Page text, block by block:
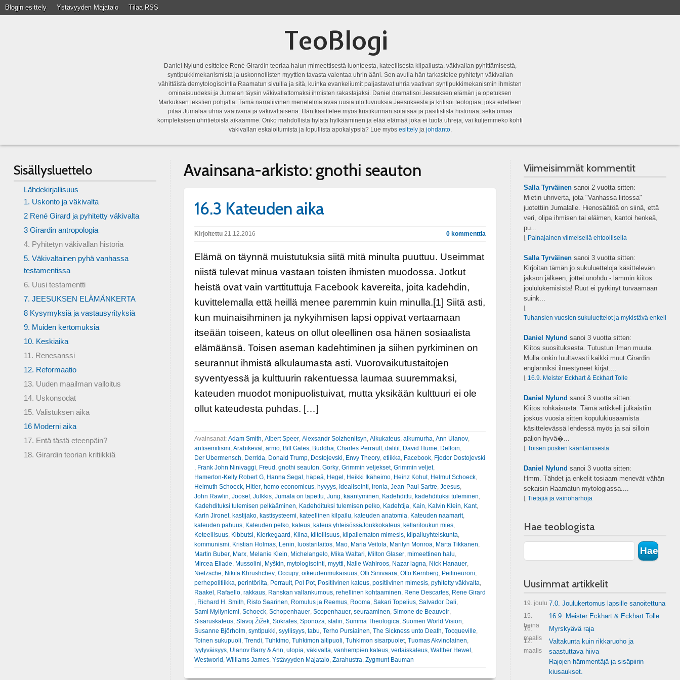
Blogin esittely Ystävyyden Majatalo Tilaa RSS
TeoBlogi
Daniel Nylund esittelee René Girardin teoriaa halun mimeettisestä luonteesta, kateellisesta kilpailusta, väkivallan pyhittämisestä,
syntipukkimekanismista ja uskonnollisten myyttien tavasta vaientaa uhrin ääni. Sen avulla hän tarkastelee pyhitetyn väkivallan
vähittäistä demytologisointia Raamatun sivuilla ja sitä, kuinka evankeliumit paljastavat uhria vaativan syntipukkimekanismin ihmisten
ominaisuudeksi ja Jumalan täysin väkivallattomaksi ihmisten rakastajaksi. Daniel dramatisoi Jeesuksen elämän ja opetuksen
Markuksen tekstien pohjalta. Tämä narratiivinen menetelmä avaa uusia ulottuvuuksia Jeesuksesta ja kritisoi teologiaa, joka edelleen
pitää Jumalaa uhria vaativana ja väkivaltaisena. Hän käsittelee myös kristikunnan sotaisaa ja pasifistista historiaa, sekä omaa
kompleksisen uhritietoista aikaamme. Onko mahdollista hylätä hylkääminen ja elää elämää joka ei tuota uhreja, vai kuljemmeko kohti
väkivallan eskaloitumista ja lopullista apokalypsiä? Lue myös esittelyja johdanto.
Avainsana-arkisto: gnothi seauton
16.3 Kateuden aika
Kirjoitettu21.12.2016 0 kommenttia
Elämä on täynnä muistutuksia siitä mitä minulta puuttuu. Useimmat
niistä tulevat minua vastaan toisten ihmisten muodossa. Jotkut
heistä ovat vain varttituttuja Facebook kavereita, joita kadehdin,
kuvittelemalla että heillä menee paremmin kuin minulla.[1] Siitä asti,
kun muinaisihminen ja nykyihmisen lapsi oppivat vertaamaan
itseään toiseen, kateus on ollut oleellinen osa hänen sosiaalista
elämäänsä. Toisen aseman kadehtiminen ja siihen pyrkiminen on
seurannut ihmistä alkulaumasta asti. Vuorovaikutustaitojen
syventyessä ja kulttuurin rakentuessa laumaa suuremmaksi,
kateuden muodot monipuolistuivat, mutta yksikään kulttuuri ei ole
ollut kateudesta puhdas. […]
Avainsanat: Adam Smith Albert Speer, Alexsandr Solzhenitsyn Alkukateus, alkumurha Ann Ulanov,
antisemitismi Arabikevät, armo, Bill Gates, Buddha Charles Perrault, dalitit, David Hume Delfoin
Der Ubermensch Derrida Donald Trump, Dostojevski Envy Theory, etiikka Facebook, Fjodor Dostojevski
Frank John Ninivaggi Freud gnothi seauton Gorky, Grimmin veljekset, Grimmin veljet,
Hamerton-Kelly Robert G, Hanna Segal häpeä Hegel Heikki Ikäheimo, Heinz Kohut, Helmut Schoeck,
Helmuth Schoeck, Hitler, homo economicus, hyvyys, Idealisointi ironia Jean-Paul Sartre Jeesus,
John Rawlin Joosef, Julkkis, Jumala on tapettu Jung kääntyminen Kadehdittu kadehdituksi tuleminen
Kadehdituksi tulemisen pelkääminen Kadehdituksi tulemisen pelko, Kadehtija Kain Kalvin Klein Kant,
Karin Jironet, kastijako, kastisysteemi kateellinen kilpailu kateuden anatomia Kateuden naamarit,
kateuden pahuus, Kateuden pelko, kateus, kateus yhteisössäJoukkokateus, kellariloukun mies,
Keteellisuus, Kibbutsi Kierkegaard Kiina kiitollisuus, kilpailematon mimesis, kilpailuyhteiskunta
kommunismi Kristian Holmas, Lenin luostarilaitos, Mao, Maria Veitola Marilyn Monroa Märta Tikkanen
Martin Buber, Marx, Melanie Klein Michelangelo, Mika Waltari Milton Glaser, mimeettinen halu
Mircea Eliade Mussolini Myškin mytologisointi myytti Nalle Wahlroos, Nazar lagna Nick Hanauer,
Nietzsche Nikita Khrushchev, Occupy, oikeudenmukaisuus, Olli Sinivaara Otto Kernberg Peilineuroni
perhepolitiikka perintöriita Perrault, Pol Pot, Positiivinen kateus, positiivinen mimesis, pyhitetty väkivalta
Raakel Rafaello, rakkaus, Ranskan vallankumous, rehellinen kohtaaminen Rene Descartes, Rene Girard
Richard H. Smith Risto Saarinen Romulus ja Reemus, Rooma Sakari Topelius, Salvador Dali
Sami Myllyniemi Schoeck, Schopenhauer, Scopenhauer, seuraaminen Simone de Beauvoir,
Sisaruskateus, Slavoj Žižek, Sokrates, Sponoza stalin Summa Theologica Suomen World Vision
Susanne Björholm, syntipukki syyllisyys, tabu Terho Pursiainen The Sickness unto Death Tocqueville
Toinen sukupuoli Trendi Tuhkimo, Tuhkimon äitipuoli Tuhkimon sisarpuolet, Tuomas Akvinolainen
tyytyväisyys, Ulanov Barry & Ann utopia väkivalta vanhempien kateus, vertaiskateus, Walther Hewel
Westworld Williams James, Ystävyyden Majatalo, Zarahustra Zygmunt Bauman
Sisällysluettelo
Lähdekirjallisuus
1. Uskonto ja väkivalta
2 René Girard ja pyhitetty väkivalta
3 Girardin antropologia
4. Pyhitetyn väkivallan historia
5. Väkivaltainen pyhä vanhassa
testamentissa
6. Uusi testamentti
7. JEESUKSEN ELÄMÄNKERTA
8 Kysymyksiä ja vastausyrityksiä
9. Muiden kertomuksia
10. Keskiaika
11. Renesanssi
12. Reformaatio
13. Uuden maailman valloitus
14. Uskonsodat
15. Valistuksen aika
16 Moderni aika
17. Entä tästä eteenpäin?
18. Girardin teorian kritiikkiä
Viimeisimmät kommentit
Salla Tyrväinensanoi 2 vuotta sitten:
Mietin uhriverta, jota "Vanhassa liitossa"
juotettiin Jumalalle. Hienosäätöä on siinä, että
veri, olipa ihmisen tai eläimen, kantoi henkeä,
pu...
Painajainen viimeisellä ehtoollisella
Salla Tyrväinensanoi 3 vuotta sitten:
Kirjoitan tämän jo sukuluetteloja käsittelevän
jakson jälkeen, jottei unohdu - lämmin kiitos
joululukemisista! Ruut ei pyrkinyt turvaamaan
suink...
Tuhansien vuosien sukuluettelot ja mykistävä enkeli
Daniel Nylund sanoi 3 vuotta sitten:
Kiitos suosituksesta. Tutustun ilman muuta.
Mulla onkin luultavasti kaikki muut Girardin
englanniksi ilmestyneet kirjat....
16.9. Meister Eckhart & Eckhart Tolle
Daniel Nylund sanoi 3 vuotta sitten:
Kiitos rohkaisusta. Tämä artikkeli julkaistiin
joskus vuosia sitten kopulukiusaamista
käsittelevässä lehdessä myös ja sai silloin
paljon hyvä�...
Toisen posken kääntämisestä
Daniel Nylund sanoi 3 vuotta sitten:
Hmm. Tähdet ja enkelit tosiaam menevät vähän
sekaisin Raamatun mytologiassa....
Tietäjiä ja vainoharhoja
Hae teoblogista
Uusimmat artikkelit
19. joulu 7.0. Joulukertomus lapsille sanoitettuna
15.
heinä
16.9. Meister Eckhart & Eckhart Tolle
16.
maalis
Myrskyävä raja
12.
maalis
Valtakunta kuin rikkaruoho ja
saastuttava hiiva
Rajojen hämmentäjä ja sisäpiirin
kiusaukset.